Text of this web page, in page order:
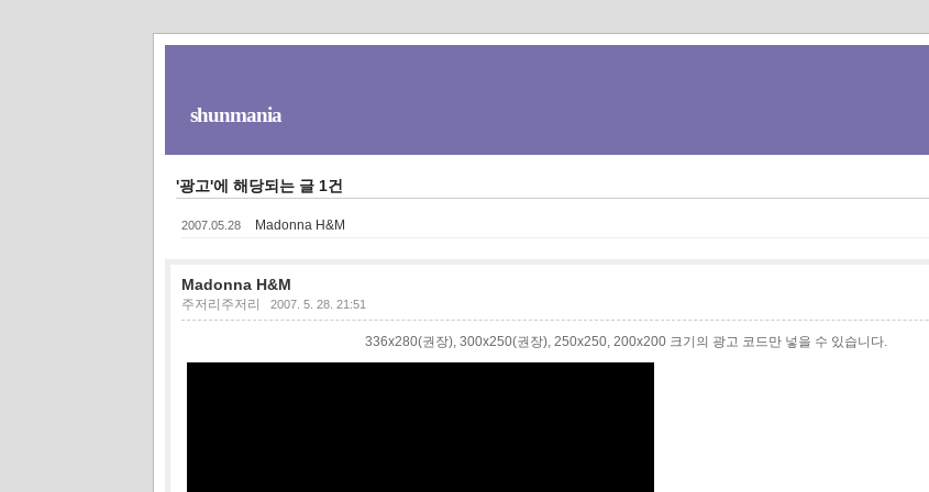
shunmania
'광고'에 해당되는 글 1건
2007.05.28 Madonna H&M
Madonna H&M
주저리주저리 2007. 5. 28. 21:51
336x280(권장), 300x250(권장), 250x250, 200x200 크기의 광고 코드만 넣을 수 있습니다.